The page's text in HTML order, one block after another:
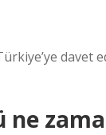
davet
ne